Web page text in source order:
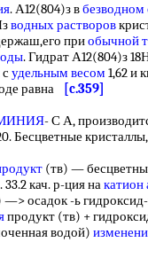
. А12(804)з вбезводном
водных растворов
приобычной
. Гидрат А12(804)з
судельным весом 1,62 и
равна
[c.359]
- С А,
Бесцветные
(тв) —
кач. р-ция на
—> осадок -ь
продукт (тв) +
водой)